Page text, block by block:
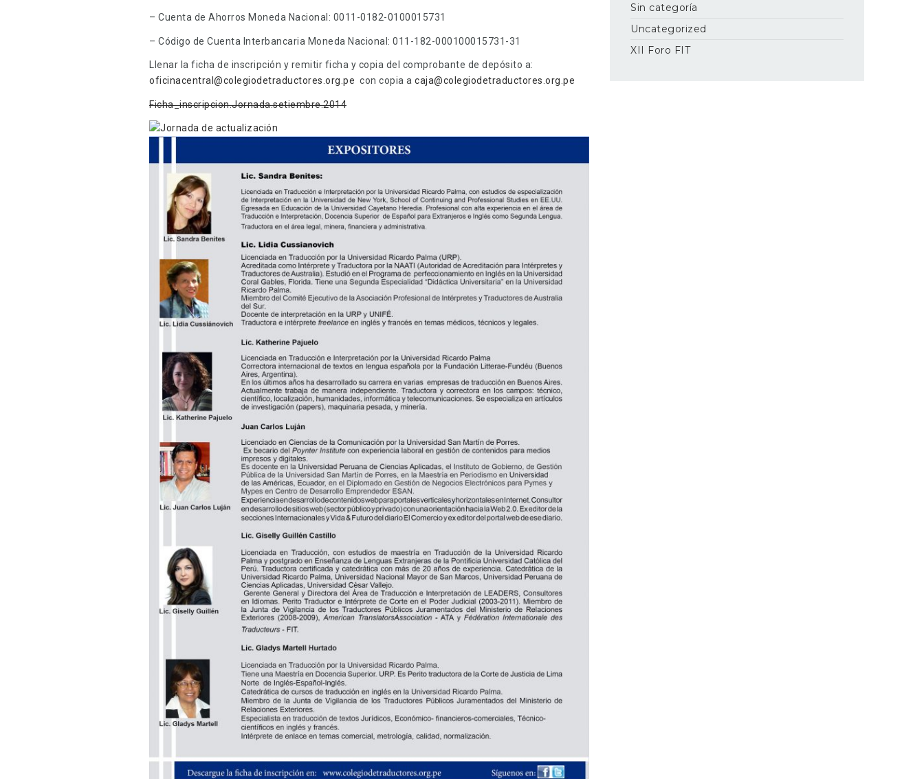
– Cuenta de Ahorros Moneda Nacional: 0011-0182-0100015731
– Código de Cuenta Interbancaria Moneda Nacional: 011-182-000100015731-31
Llenar la ficha de inscripción y remitir ficha y copia del comprobante de depósito a:
oficinacentral@colegiodetraductores.org.pe con copia a caja@colegiodetraductores.org.pe
Ficha_inscripcion.Jornada.setiembre.2014
Sin categoría
Uncategorized
XII Foro FIT